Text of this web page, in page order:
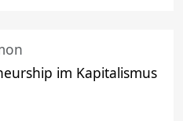
im Kapitalismus